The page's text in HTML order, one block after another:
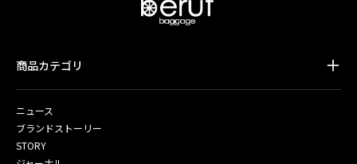
商品カテゴリ
ニュース
ブランドストーリー
STORY